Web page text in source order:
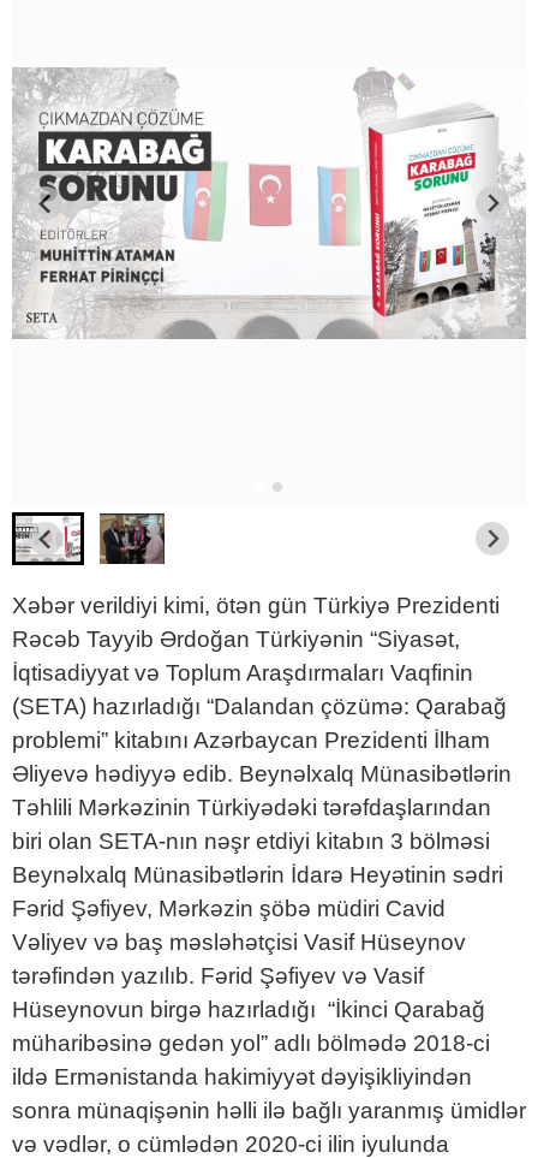
Xəbər verildiyi kimi, ötən gün Türkiyə Prezidenti
Rəcəb Tayyib Ərdoğan Türkiyənin “Siyasət,
İqtisadiyyat və Toplum Araşdırmaları Vaqfinin
(SETA) hazırladığı “Dalandan çözümə: Qarabağ
problemi” kitabını Azərbaycan Prezidenti İlham
Əliyevə hədiyyə edib. Beynəlxalq Münasibətlərin
Təhlili Mərkəzinin Türkiyədəki tərəfdaşlarından
biri olan SETA-nın nəşr etdiyi kitabın 3 bölməsi
Beynəlxalq Münasibətlərin İdarə Heyətinin sədri
Fərid Şəfiyev, Mərkəzin şöbə müdiri Cavid
Vəliyev və baş məsləhətçisi Vasif Hüseynov
tərəfindən yazılıb. Fərid Şəfiyev və Vasif
Hüseynovun birgə hazırladığı “İkinci Qarabağ
müharibəsinə gedən yol” adlı bölmədə 2018-ci
ildə Ermənistanda hakimiyyət dəyişikliyindən
sonra münaqişənin həlli ilə bağlı yaranmış ümidlər
və vədlər, o cümlədən 2020-ci ilin iyulunda